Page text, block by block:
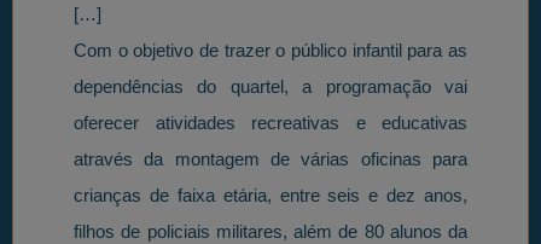
[…]
Com o objetivo de trazer o público infantil para as
dependências do quartel, a programação vai
oferecer atividades recreativas e educativas
através da montagem de várias oficinas para
crianças de faixa etária, entre seis e dez anos,
filhos de policiais militares, além de 80 alunos da